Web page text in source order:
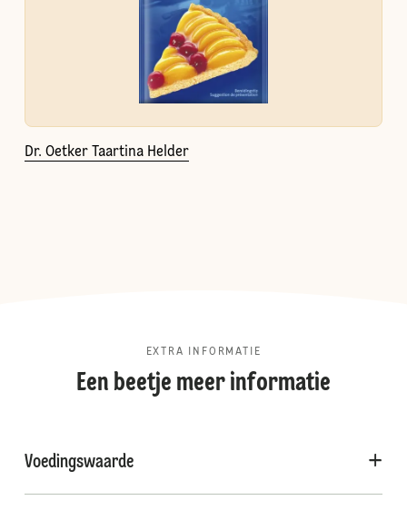
Dr. Oetker Taartina Helder
EXTRA INFORMATIE
Een beetje meer informatie
Voedingswaarde